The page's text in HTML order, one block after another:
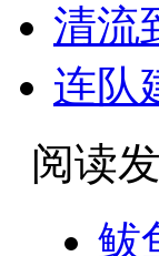
清流
连队
阅读
鲅